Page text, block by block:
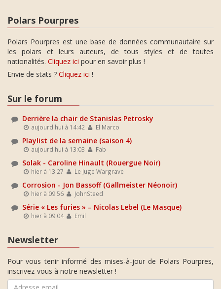
Polars Pourpres
Polars Pourpres est une base de données communautaire sur
les polars et leurs auteurs, de tous styles et de toutes
nationalités. Cliquez ici pour en savoir plus !
Envie de stats ? Cliquez ici !
Sur le forum
Derrière la chair de Stanislas Petrosky
aujourd'hui à 14:42 El Marco
Playlist de la semaine (saison 4)
aujourd'hui à 13:03 Fab
Solak - Caroline Hinault (Rouergue Noir)
hier à 13:27 Le Juge Wargrave
Corrosion - Jon Bassoff (Gallmeister Néonoir)
hier à 09:56 JohnSteed
Série « Les furies » – Nicolas Lebel (Le Masque)
hier à 09:04 Emil
Newsletter
Pour vous tenir informé des mises-à-jour de Polars Pourpres,
inscrivez-vous à notre newsletter !